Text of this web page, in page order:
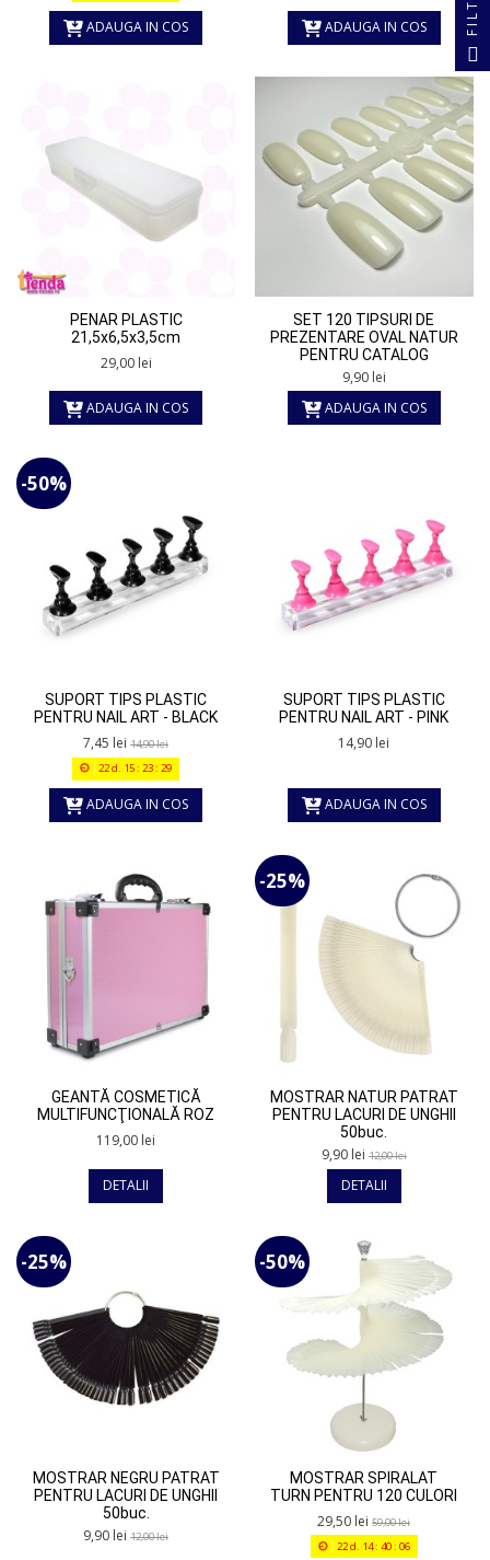
ADAUGA IN COS ADAUGA IN COS
PENAR PLASTIC
21,5x6,5x3,5cm
29,00 lei
ADAUGA IN COS
SET 120 TIPSURI DE
PREZENTARE OVAL NATUR
PENTRU CATALOG
9,90 lei
ADAUGA IN COS
-50%
SUPORT TIPS PLASTIC
PENTRU NAIL ART - BLACK
7,45 lei14,90 lei
22d. 15:23:29
ADAUGA IN COS
SUPORT TIPS PLASTIC
PENTRU NAIL ART - PINK
14,90 lei
ADAUGA IN COS
GEANTĂ COSMETICĂ
MULTIFUNCŢIONALĂ ROZ
119,00 lei
DETALII
-25%
MOSTRAR NATUR PATRAT
PENTRU LACURI DE UNGHII
50buc.
9,90 lei 12,00 lei
DETALII
-25%
MOSTRAR NEGRU PATRAT
PENTRU LACURI DE UNGHII
50buc.
9,90 lei12,00 lei
-50%
MOSTRAR SPIRALAT
TURN PENTRU 120 CULORI
29,50 lei59,00 lei
22d. 14: 40: 06